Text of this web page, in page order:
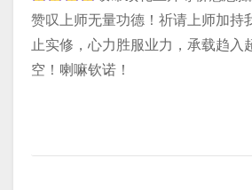
赞叹上师无量功德！祈请上师加持
止实修，心力胜服业力，承载趋入
空！喇嘛钦诺！